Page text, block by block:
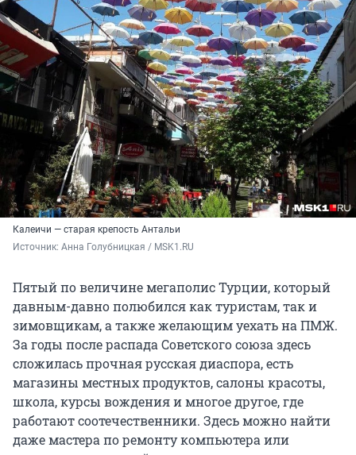
Калеичи — старая крепость Антальи
Источник: Анна Голубницкая / MSK1.RU
Пятый по величине мегаполис Турции, который
давным-давно полюбился как туристам, так и
зимовщикам, а также желающим уехать на ПМЖ.
За годы после распада Советского союза здесь
сложилась прочная русская диаспора, есть
магазины местных продуктов, салоны красоты,
школа, курсы вождения и многое другое, где
работают соотечественники. Здесь можно найти
даже мастера по ремонту компьютера или